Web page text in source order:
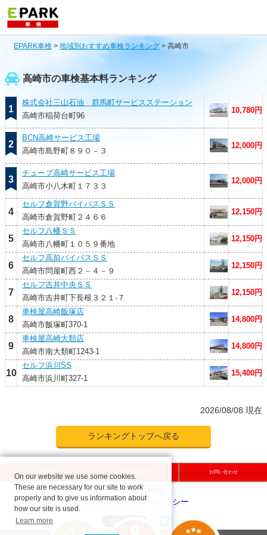
EPARK車検 > 地域別おすすめ車検ランキング> 高崎市
高崎市の車検基本料ランキング
1
株式会社三山石油 群馬町サービスステーション
高崎市稲荷台町96
10,780円
2
BCN高崎サービス工場
高崎市島野町８９０－３
12,000円
3
チューブ高崎サービス工場
高崎市小八木町１７３３
12,000円
4
セルフ倉賀野バイパスＳＳ
高崎市倉賀野町２４６６
12,150円
5
セルフ八幡ＳＳ
高崎市八幡町１０５９番地
12,150円
6
セルフ高前バイパスＳＳ
高崎市問屋町西２－４－９
12,150円
7
セルフ吉井中央ＳＳ
高崎市吉井町下長根３２１-７
12,150円
8
車検屋高崎飯塚店
高崎市飯塚町370-1
14,800円
9
車検屋高崎大類店
高崎市南大類町1243-1
14,800円
10
セルフ浜川SS
高崎市浜川町327-1
15,400円
2026/08/08 現在
ランキングトップへ戻る
お問い合わせ
On our website we use some cookies.
These are necessary for our site to work
properly and to give us information about
how our site is used.
Learn more